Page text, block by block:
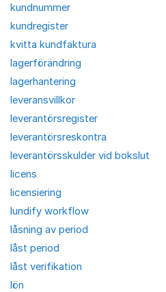
kundnummer
kundregister
kvitta kundfaktura
lagerförändring
lagerhantering
leveransvillkor
leverantörsregister
leverantörsreskontra
leverantörsskulder vid bokslut
licens
licensiering
lundify workflow
låsning av period
låst period
låst verifikation
lön